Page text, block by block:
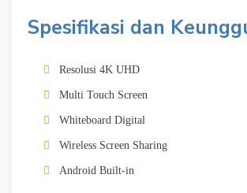
Spesifikasi dan
Resolusi 4K UHD
Multi Touch Screen
Whiteboard Digital
Wireless Screen Sharing
Android Built-in